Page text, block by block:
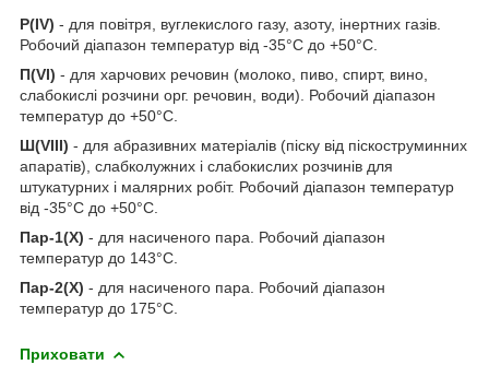
Р(IV) - для повітря, вуглекислого газу, азоту, інертних газів.
Робочий діапазон температур від -35°С до +50°С.
П(VI) - для харчових речовин (молоко, пиво, спирт, вино,
слабокислі розчини орг. речовин, води). Робочий діапазон
температур до +50°С.
Ш(VIII) - для абразивних матеріалів (піску від піскоструминних
апаратів), слабколужних і слабокислих розчинів для
штукатурних і малярних робіт. Робочий діапазон температур
від -35°С до +50°С.
Пар-1(Х) - для насиченого пара. Робочий діапазон
температур до 143°С.
Пар-2(Х) - для насиченого пара. Робочий діапазон
температур до 175°С.
Приховати